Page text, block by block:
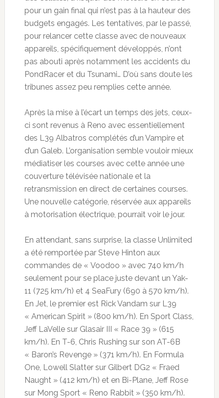
pour un gain final qui n’est pas à la hauteur des
budgets engagés. Les tentatives, par le passé,
pour relancer cette classe avec de nouveaux
appareils, spécifiquement développés, n’ont
pas abouti après notamment les accidents du
PondRacer et du Tsunami… D’où sans doute les
tribunes assez peu remplies cette année.
Après la mise à l’écart un temps des jets, ceux-
ci sont revenus à Reno avec essentiellement
des L39 Albatros complétés d’un Vampire et
d’un Galeb. L’organisation semble vouloir mieux
médiatiser les courses avec cette année une
couverture télévisée nationale et la
retransmission en direct de certaines courses.
Une nouvelle catégorie, réservée aux appareils
à motorisation électrique, pourrait voir le jour.
En attendant, sans surprise, la classe Unlimited
a été remportée par Steve Hinton aux
commandes de « Voodoo » avec 740 km/h
seulement pour se place juste devant un Yak-
11 (725 km/h) et 4 SeaFury (690 à 570 km/h).
En Jet, le premier est Rick Vandam sur L39
« American Spirit » (800 km/h). En Sport Class,
Jeff LaVelle sur Glasair III « Race 39 » (615
km/h). En T-6, Chris Rushing sur son AT-6B
« Baron’s Revenge » (371 km/h). En Formula
One, Lowell Slatter sur Gilbert DG2 « Fraed
Naught » (412 km/h) et en Bi-Plane, Jeff Rose
sur Mong Sport « Reno Rabbit » (350 km/h).